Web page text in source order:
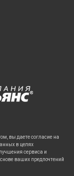
вы даете согласие на
в целях
сервиса и
ваших предпочтений